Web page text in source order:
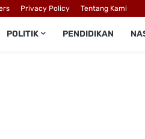
Privacy Policy Tentang Kami
POLITIK PENDIDIKAN